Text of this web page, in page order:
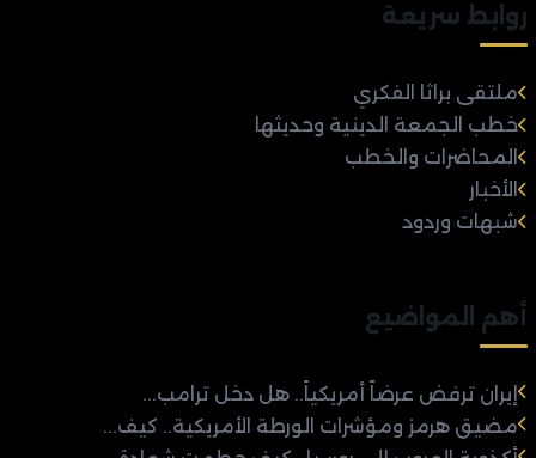
روابط سريعة
ملتقى براثا الفكري
خطب الجمعة الدينية وحديثها
المحاضرات والخطب
الأخبار
شبهات وردود
أهم المواضيع
إيران ترفض عرضاً أمريكياً.. هل دخل ترامب...
مضيق هرمز ومؤشرات الورطة الأمريكية.. كيف...